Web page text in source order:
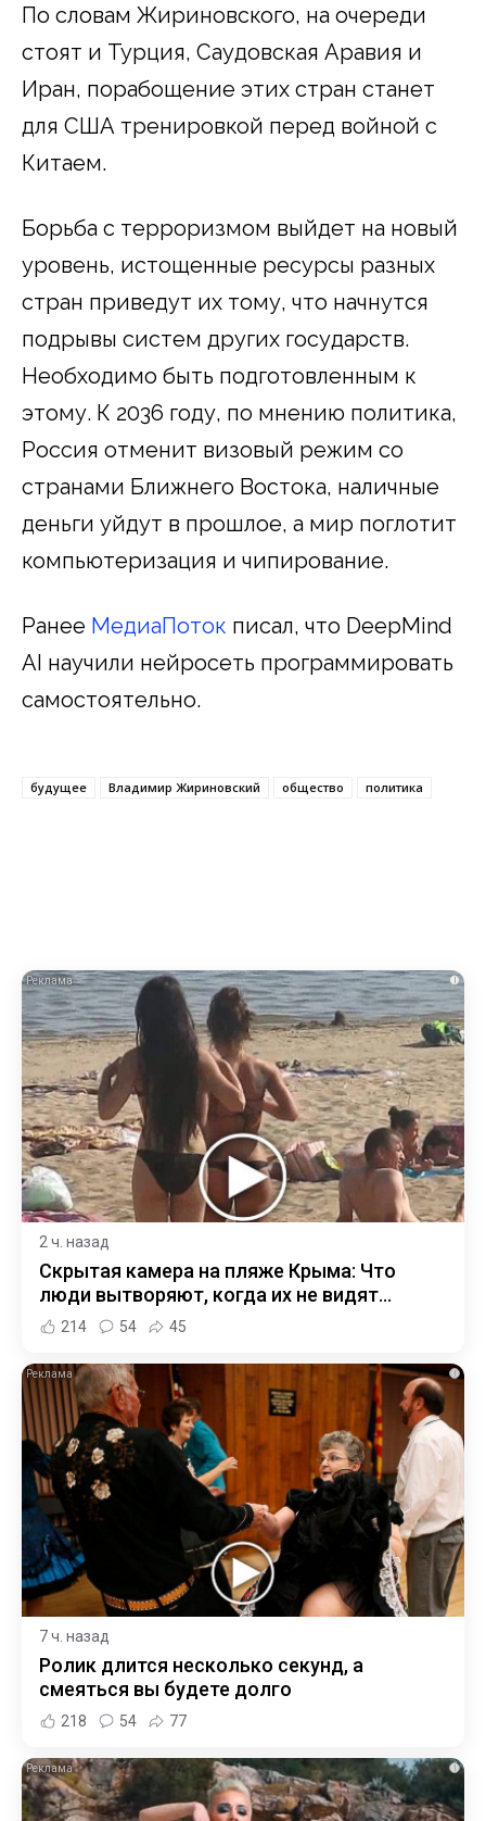
По словам Жириновского, на очереди
стоят и Турция, Саудовская Аравия и
Иран, порабощение этих стран станет
для США тренировкой перед войной с
Китаем.
Борьба с терроризмом выйдет на новый
уровень, истощенные ресурсы разных
стран приведут их тому, что начнутся
подрывы систем других государств.
Необходимо быть подготовленным к
этому. К 2036 году, по мнению политика,
Россия отменит визовый режим со
странами Ближнего Востока, наличные
деньги уйдут в прошлое, а мир поглотит
компьютеризация и чипирование.
Ранее МедиаПоток писал, что DeepMind
AI научили нейросеть программировать
самостоятельно.
будущее Владимир Жириновский общество политика
i
2 ч. назад
Скрытая камера на пляже Крыма: Что
люди вытворяют, когда их не видят...
214 54 45
i
7 ч. назад
Ролик длится несколько секунд, а
смеяться вы будете долго
218 54 77
i